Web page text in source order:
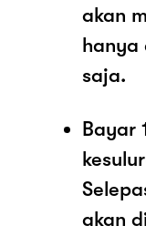
akan
hanya
saja.
Bayar
akan